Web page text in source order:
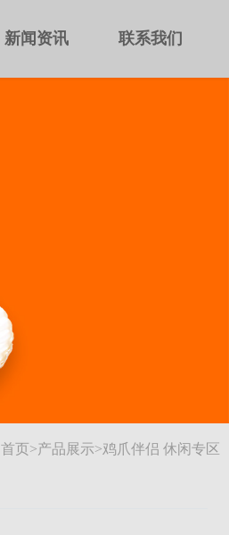
新闻资讯 联系我们
首页>产品展示>鸡爪伴侣 休闲专区